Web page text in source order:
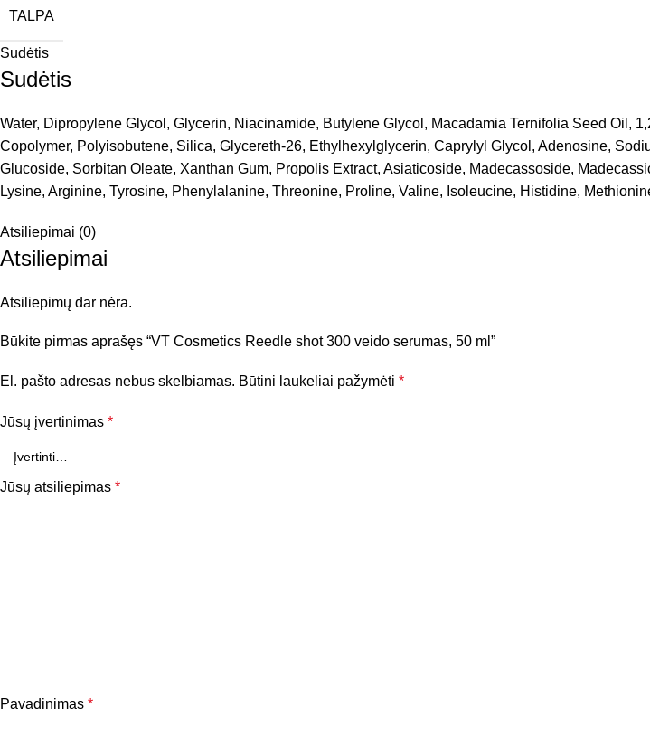
TALPA
Sudėtis
Sudėtis
Water, Dipropylene Glycol, Glycerin, Niacinamide, Butylene Glycol, Macadamia Ternifolia Seed Oil,
Copolymer, Polyisobutene, Silica, Glycereth-26, Ethylhexylglycerin, Caprylyl Glycol, Adenosine,
Glucoside, Sorbitan Oleate, Xanthan Gum, Propolis Extract, Asiaticoside, Madecassoside,
Lysine, Arginine, Tyrosine, Phenylalanine, Threonine, Proline, Valine, Isoleucine, Histidine,
Atsiliepimai (0)
Atsiliepimai
Atsiliepimų dar nėra.
Būkite pirmas aprašęs “VT Cosmetics Reedle shot 300 veido serumas, 50 ml”
El. pašto adresas nebus skelbiamas. Būtini laukeliai pažymėti *
Jūsų įvertinimas *
Jūsų atsiliepimas *
Pavadinimas *